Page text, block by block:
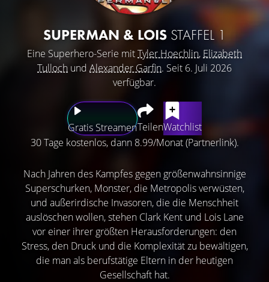
SUPERMAN & LOIS STAFFEL 1
Eine Superhero-Serie mitTyler Hoechlin, Elizabeth
Tulloch und Alexander Garfin. Seit 6. Juli 2026
verfügbar.
Gratis StreamenTeilenWatchlist
30 Tage kostenlos, dann 8.99/Monat (Partnerlink).
Nach Jahren des Kampfes gegen größenwahnsinnige
Superschurken, Monster, die Metropolis verwüsten,
und außerirdische Invasoren, die die Menschheit
auslöschen wollen, stehen Clark Kent und Lois Lane
vor einer ihrer größten Herausforderungen: den
Stress, den Druck und die Komplexität zu bewältigen,
die man als berufstätige Eltern in der heutigen
Gesellschaft hat.